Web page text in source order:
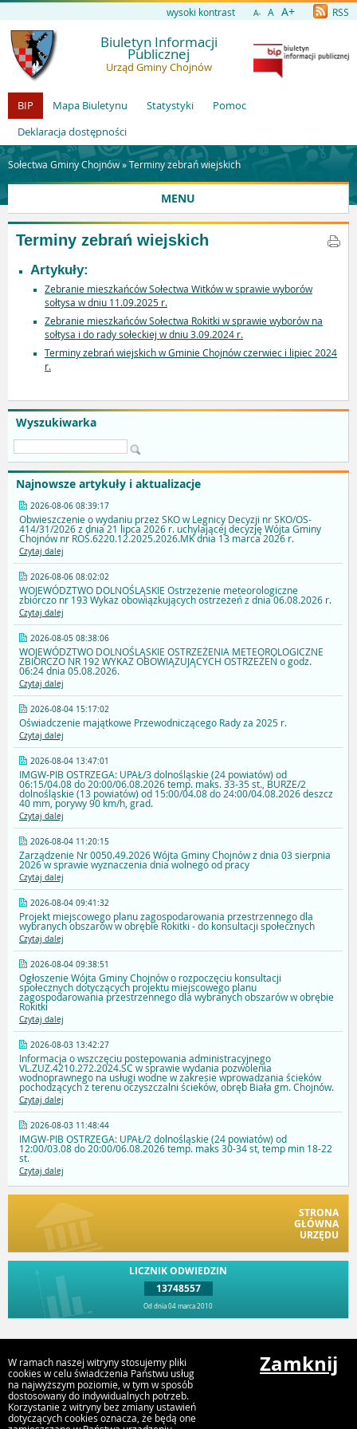
wysoki kontrast A- A A+ RSS
Biuletyn Informacji
Publicznej
Urząd Gminy Chojnów
BIP Mapa Biuletynu Statystyki
Pomoc
Deklaracja dostępności
Sołectwa Gminy Chojnów »Terminy zebrań wiejskich
MENU
Wyszukiwarka
Najnowsze artykuły i aktualizacje
2026-08-06 08:39:17
Obwieszczenie o wydaniu przez SKO w Legnicy Decyzji nr SKO/OS-
414/31/2026 z dnia 21 lipca 2026 r. uchylającej decyzję Wójta Gminy
Chojnów nr ROŚ.6220.12.2025.2026.MK dnia 13 marca 2026 r.
Czytaj dalej
2026-08-06 08:02:02
WOJEWÓDZTWO DOLNOŚLĄSKIE Ostrzeżenie meteorologiczne
zbiorczo nr 193 Wykaz obowiązkujących ostrzeżeń z dnia 06.08.2026 r.
Czytaj dalej
2026-08-05 08:38:06
WOJEWÓDZTWO DOLNOŚLĄSKIE OSTRZEŻENIA METEOROLOGICZNE
ZBIORCZO NR 192 WYKAZ OBOWIĄZUJĄCYCH OSTRZEŻEŃ o godz.
06:24 dnia 05.08.2026.
Czytaj dalej
2026-08-04 15:17:02
Oświadczenie majątkowe Przewodniczącego Rady za 2025 r.
Czytaj dalej
2026-08-04 13:47:01
IMGW-PIB OSTRZEGA: UPAŁ/3 dolnośląskie (24 powiatów) od
06:15/04.08 do 20:00/06.08.2026 temp. maks. 33-35 st., BURZE/2
dolnośląskie (13 powiatów) od 15:00/04.08 do 24:00/04.08.2026 deszcz
40 mm, porywy 90 km/h, grad.
Czytaj dalej
2026-08-04 11:20:15
Zarządzenie Nr 0050.49.2026 Wójta Gminy Chojnów z dnia 03 sierpnia
2026 w sprawie wyznaczenia dnia wolnego od pracy
Czytaj dalej
2026-08-04 09:41:32
Projekt miejscowego planu zagospodarowania przestrzennego dla
wybranych obszarów w obrębie Rokitki - do konsultacji społecznych
Czytaj dalej
2026-08-04 09:38:51
Ogłoszenie Wójta Gminy Chojnów o rozpoczęciu konsultacji
społecznych dotyczących projektu miejscowego planu
zagospodarowania przestrzennego dla wybranych obszarów w obrębie
Rokitki
Czytaj dalej
2026-08-03 13:42:27
Informacja o wszczęciu postepowania administracyjnego
VL.ZUZ.4210.272.2024.SC w sprawie wydania pozwolenia
wodnoprawnego na usługi wodne w zakresie wprowadzania ścieków
pochodzących z terenu oczyszczalni ścieków, obręb Biała gm. Chojnów.
Czytaj dalej
2026-08-03 11:48:44
IMGW-PIB OSTRZEGA: UPAŁ/2 dolnośląskie (24 powiatów) od
12:00/03.08 do 20:00/06.08.2026 temp. maks 30-34 st, temp min 18-22
st.
Czytaj dalej
STRONA
GŁÓWNA
URZĘDU
LICZNIK ODWIEDZIN
13748557
Od dnia 04 marca 2010
Terminy zebrań wiejskich
Artykuły:
Zebranie mieszkańców Sołectwa Witków w sprawie wyborów
sołtysa w dniu 11.09.2025 r.
Zebranie mieszkańców Sołectwa Rokitki w sprawie wyborów na
sołtysa i do rady sołeckiej w dniu 3.09.2024 r.
Terminy zebrań wiejskich w Gminie Chojnów czerwiec i lipiec 2024
r.
Urząd Gminy Chojnów
Fabryczna 1, 59-225 Chojnów
W ramach naszej witryny stosujemy pliki
cookies w celu świadczenia Państwu usług
na najwyższym poziomie, w tym w sposób
dostosowany do indywidualnych potrzeb.
Korzystanie z witryny bez zmiany ustawień
dotyczących cookies oznacza, że będą one
Zamknij